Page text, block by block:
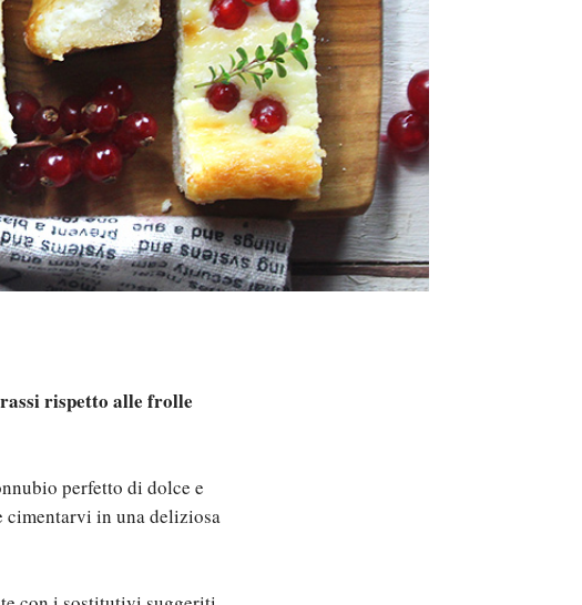
rispetto alle frolle
perfetto di dolce e
cimentarvi in una deliziosa